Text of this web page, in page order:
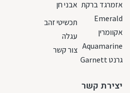
אזמרגד ברקת
Emerald
אקוומרין
Aquamarine
גרנט Garnett
אבני חן
תכשיטי זהב
עגלה
צור קשר
יצירת קשר